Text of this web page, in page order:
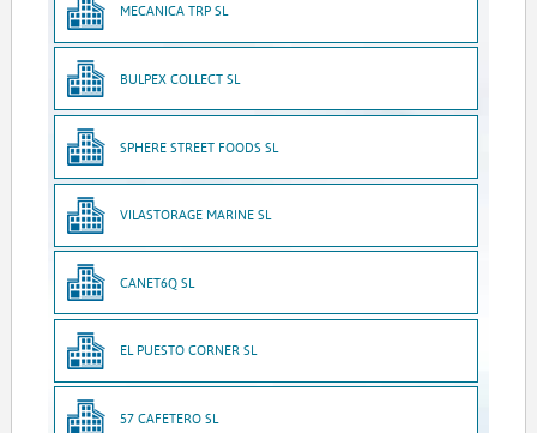
MECANICA TRP SL
BULPEX COLLECT SL
SPHERE STREET FOODS SL
VILASTORAGE MARINE SL
CANET6Q SL
EL PUESTO CORNER SL
57 CAFETERO SL